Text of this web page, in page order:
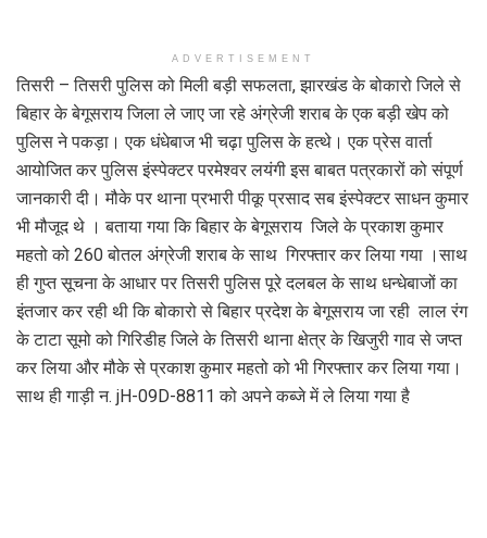
ADVERTISEMENT
तिसरी – तिसरी पुलिस को मिली बड़ी सफलता, झारखंड के बोकारो जिले से
बिहार के बेगूसराय जिला ले जाए जा रहे अंग्रेजी शराब के एक बड़ी खेप को
पुलिस ने पकड़ा। एक धंधेबाज भी चढ़ा पुलिस के हत्थे। एक प्रेस वार्ता
आयोजित कर पुलिस इंस्पेक्टर परमेश्वर लयंगी इस बाबत पत्रकारों को संपूर्ण
जानकारी दी। मौके पर थाना प्रभारी पीकू प्रसाद सब इंस्पेक्टर साधन कुमार
भी मौजूद थे । बताया गया कि बिहार के बेगूसराय जिले के प्रकाश कुमार
महतो को 260 बोतल अंग्रेजी शराब के साथ गिरफ्तार कर लिया गया ।साथ
ही गुप्त सूचना के आधार पर तिसरी पुलिस पूरे दलबल के साथ धन्धेबाजों का
इंतजार कर रही थी कि बोकारो से बिहार प्रदेश के बेगूसराय जा रही लाल रंग
के टाटा सूमो को गिरिडीह जिले के तिसरी थाना क्षेत्र के खिजुरी गाव से जप्त
कर लिया और मौके से प्रकाश कुमार महतो को भी गिरफ्तार कर लिया गया।
साथ ही गाड़ी न. jH-09D-8811 को अपने कब्जे में ले लिया गया है